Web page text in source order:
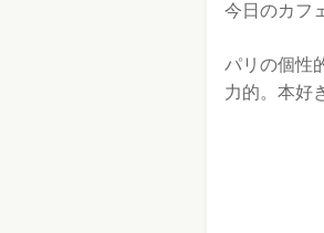
今日のカフ
パリの個性
力的。本好